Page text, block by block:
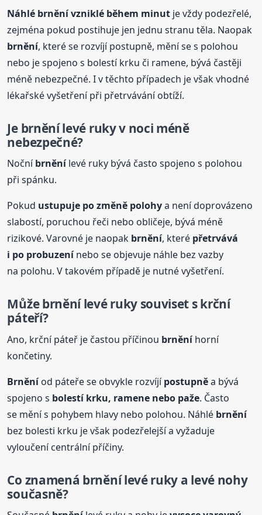
Náhlé brněnívzniklé během minut je vždy podezřelé,
zejména pokud postihuje jen jednu stranu těla. Naopak
brnění, které se rozvíjí postupně, mění se s polohou
nebo je spojeno s bolestí krku či ramene, bývá častěji
méně nebezpečné. I v těchto případech je však vhodné
lékařské vyšetření při přetrvávání obtíží.
Je brněnílevé ruky v noci méně
nebezpečné?
Nočníbrněnílevé ruky bývá často spojeno s polohou
při spánku.
Pokud ustupuje po změně polohya není doprovázeno
slabostí, poruchou řeči nebo obličeje, bývá méně
rizikové. Varovné je naopak brnění, které přetrvává
i po probuzenínebo se objevuje náhle bez vazby
na polohu. V takovém případě je nutné vyšetření.
Můžebrněnílevé ruky souviset s krční
páteří?
Ano, krční páteř je častou příčinou brněníhorní
končetiny.
Brněníod páteře se obvykle rozvíjípostupněa bývá
spojeno s bolestí krku, ramene nebo paže. Často
se mění s pohybem hlavy nebo polohou. Náhlé brnění
bez bolesti krku je však podezřelejší a vyžaduje
vyloučení centrální příčiny.
Co znamená brněnílevé ruky a levé nohy
současně?